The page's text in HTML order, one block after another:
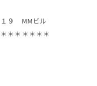
９ MMビル
＊＊＊＊＊＊